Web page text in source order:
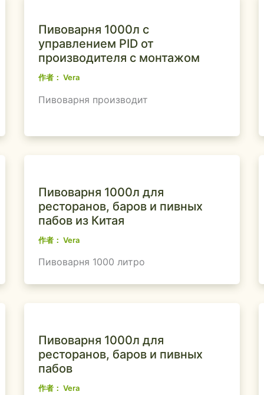
Пивоварня 1000л с
управлением PID от
производителя с монтажом
作者： Vera
Пивоварня производит
Пивоварня 1000л для
ресторанов, баров и пивных
пабов из Китая
作者： Vera
Пивоварня 1000 литро
Пивоварня 1000л для
ресторанов, баров и пивных
пабов
作者： Vera